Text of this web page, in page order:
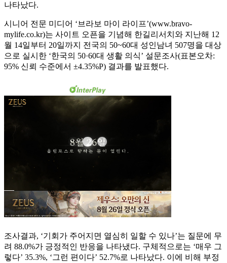
나타났다.
시니어 전문 미디어 ‘브라보 마이 라이프’(www.bravo-
mylife.co.kr)는 사이트 오픈을 기념해 한길리서치와 지난해 12
월 14일부터 20일까지 전국의 50~60대 성인남녀 507명을 대상
으로 실시한 ‘한국의 50·60대 생활 의식’ 설문조사(표본오차:
95% 신뢰 수준에서 ±4.35%P) 결과를 발표했다.
조사결과, ‘기회가 주어지면 열심히 일할 수 있나’는 질문에 무
려 88.0%가 긍정적인 반응을 나타냈다. 구체적으로는 ‘매우 그
렇다’ 35.3%, ‘그런 편이다’ 52.7%로 나타났다. 이에 비해 부정